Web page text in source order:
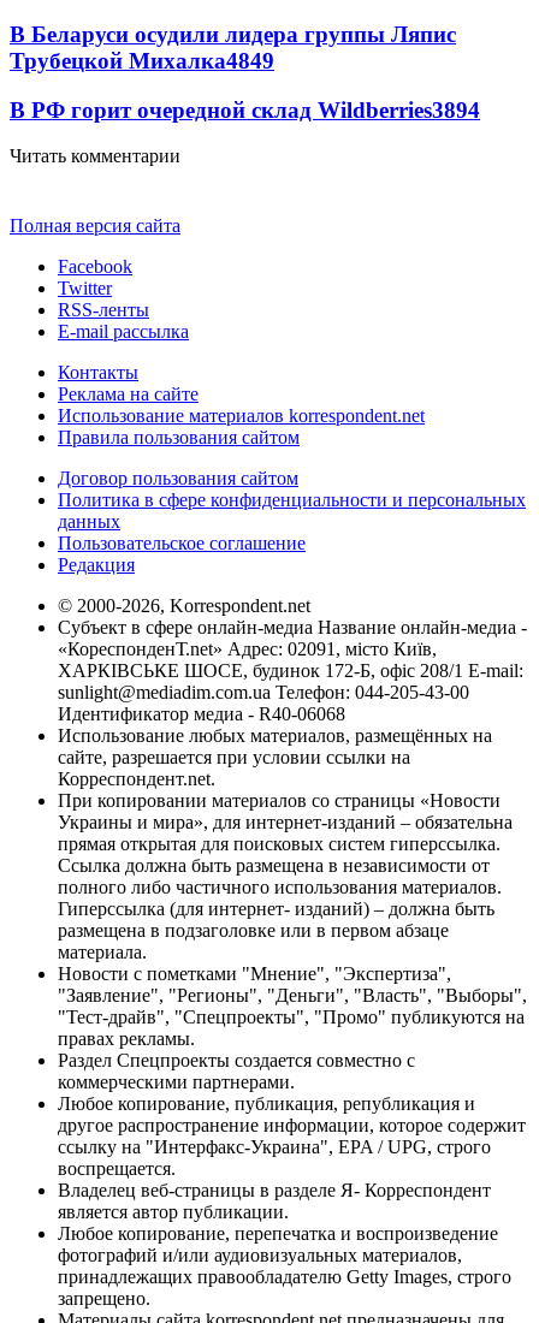
В Беларуси осудили лидера группы Ляпис
Трубецкой Михалка4849
В РФ горит очередной склад Wildberries3894
Читать комментарии
Полная версия сайта
Facebook
Twitter
RSS-ленты
E-mail рассылка
Контакты
Реклама на сайте
Использование материалов korrespondent.net
Правила пользования сайтом
Договор пользования сайтом
Политика в сфере конфиденциальности и персональных
данных
Пользовательское соглашение
Редакция
© 2000-2026, Korrespondent.net
Субъект в сфере онлайн-медиа Название онлайн-медиа -
«КореспонденТ.net» Адрес: 02091, місто Київ,
ХАРКІВСЬКЕ ШОСЕ, будинок 172-Б, офіс 208/1 E-mail:
sunlight@mediadim.com.ua Телефон: 044-205-43-00
Идентификатор медиа - R40-06068
Использование любых материалов, размещённых на
сайте, разрешается при условии ссылки на
Корреспондент.net.
При копировании материалов со страницы «Новости
Украины и мира», для интернет-изданий – обязательна
прямая открытая для поисковых систем гиперссылка.
Ссылка должна быть размещена в независимости от
полного либо частичного использования материалов.
Гиперссылка (для интернет- изданий) – должна быть
размещена в подзаголовке или в первом абзаце
материала.
Новости с пометками "Мнение", "Экспертиза",
"Заявление", "Регионы", "Деньги", "Власть", "Выборы",
"Тест-драйв", "Спецпроекты", "Промо" публикуются на
правах рекламы.
Раздел Спецпроекты создается совместно с
коммерческими партнерами.
Любое копирование, публикация, републикация и
другое распространение информации, которое содержит
ссылку на "Интерфакс-Украина", EPA / UPG, строго
воспрещается.
Владелец веб-страницы в разделе Я- Корреспондент
является автор публикации.
Любое копирование, перепечатка и воспроизведение
фотографий и/или аудиовизуальных материалов,
принадлежащих правообладателю Getty Images, строго
запрещено.